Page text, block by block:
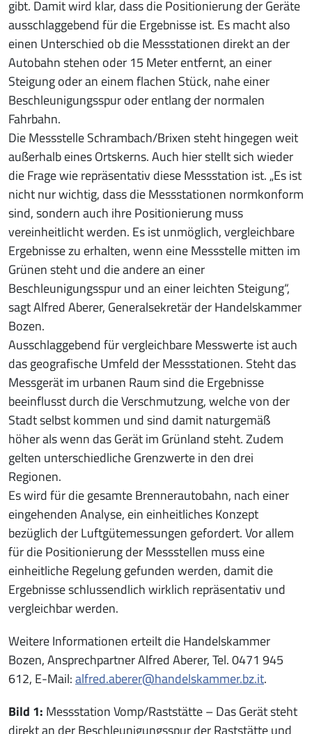
gibt. Damit wird klar, dass die Positionierung der Geräte
ausschlaggebend für die Ergebnisse ist. Es macht also
einen Unterschied ob die Messstationen direkt an der
Autobahn stehen oder 15 Meter entfernt, an einer
Steigung oder an einem flachen Stück, nahe einer
Beschleunigungsspur oder entlang der normalen
Fahrbahn.
Die Messstelle Schrambach/Brixen steht hingegen weit
außerhalb eines Ortskerns. Auch hier stellt sich wieder
die Frage wie repräsentativ diese Messstation ist. „Es ist
nicht nur wichtig, dass die Messstationen normkonform
sind, sondern auch ihre Positionierung muss
vereinheitlicht werden. Es ist unmöglich, vergleichbare
Ergebnisse zu erhalten, wenn eine Messstelle mitten im
Grünen steht und die andere an einer
Beschleunigungsspur und an einer leichten Steigung“,
sagt Alfred Aberer, Generalsekretär der Handelskammer
Bozen.
Ausschlaggebend für vergleichbare Messwerte ist auch
das geografische Umfeld der Messstationen. Steht das
Messgerät im urbanen Raum sind die Ergebnisse
beeinflusst durch die Verschmutzung, welche von der
Stadt selbst kommen und sind damit naturgemäß
höher als wenn das Gerät im Grünland steht. Zudem
gelten unterschiedliche Grenzwerte in den drei
Regionen.
Es wird für die gesamte Brennerautobahn, nach einer
eingehenden Analyse, ein einheitliches Konzept
bezüglich der Luftgütemessungen gefordert. Vor allem
für die Positionierung der Messstellen muss eine
einheitliche Regelung gefunden werden, damit die
Ergebnisse schlussendlich wirklich repräsentativ und
vergleichbar werden.
Weitere Informationen erteilt die Handelskammer
Bozen, Ansprechpartner Alfred Aberer, Tel. 0471 945
612, E-Mail:alfred.aberer@handelskammer.bz.it.
Bild 1: Messstation Vomp/Raststätte – Das Gerät steht
direkt an der Beschleunigungsspur der Raststätte und